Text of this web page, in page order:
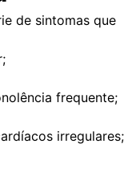
de sintomas que
frequente;
irregulares;